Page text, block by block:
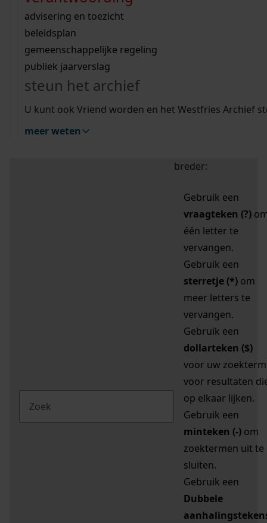
bouwvergunningen
omgevingsvergunningen
vergunningen
beeld en geluid
uitleg nodig?
Wij helpen u op weg met een aantal zoektips.
bekijk alle zoektips
Wij helpen u op weg met een aantal zoektips.
bekijk alle zoektips
bekijk ons geschiedenislokaal
advisering en toezicht
beleidsplan
gemeenschappelijke regeling
publiek jaarverslag
steun het archief
U kunt ook Vriend worden en het Westfries Archief
meer weten
zoektips
Mijn Studiezaal (inloggen)
uw zoekopdracht te
breder:
Gebruik een
vraagteken (?)
één letter te
vervangen.
Gebruik een
sterretje (*) om
meer letters te
vervangen.
Gebruik een
dollarteken ($)
voor uw zoekterm
voor resultaten
op elkaar lijken.
Gebruik een
minteken (-) om
zoektermen uit te
sluiten.
Gebruik een
Dubbele